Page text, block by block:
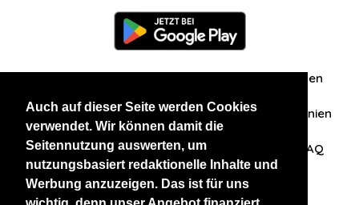
Auch auf dieser Seite werden Cookies
verwendet. Wir können damit die
Seitennutzung auswerten, um
nutzungsbasiert redaktionelle Inhalte und
Werbung anzuzeigen. Das ist für uns
Zuschriften/Erfahrungen
Datenschutzerklärung AGB Datenschutzrichtlinien
Nehmen Sie Kontakt mit uns auf FAQ
Unsere anderen Websites